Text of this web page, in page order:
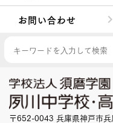
お問い合わせ
〒652-0043 兵庫県神戸市